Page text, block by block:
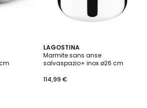
LAGOSTINA
Marmite sans anse
salvaspazio+ inox ø26 cm
114,99 €